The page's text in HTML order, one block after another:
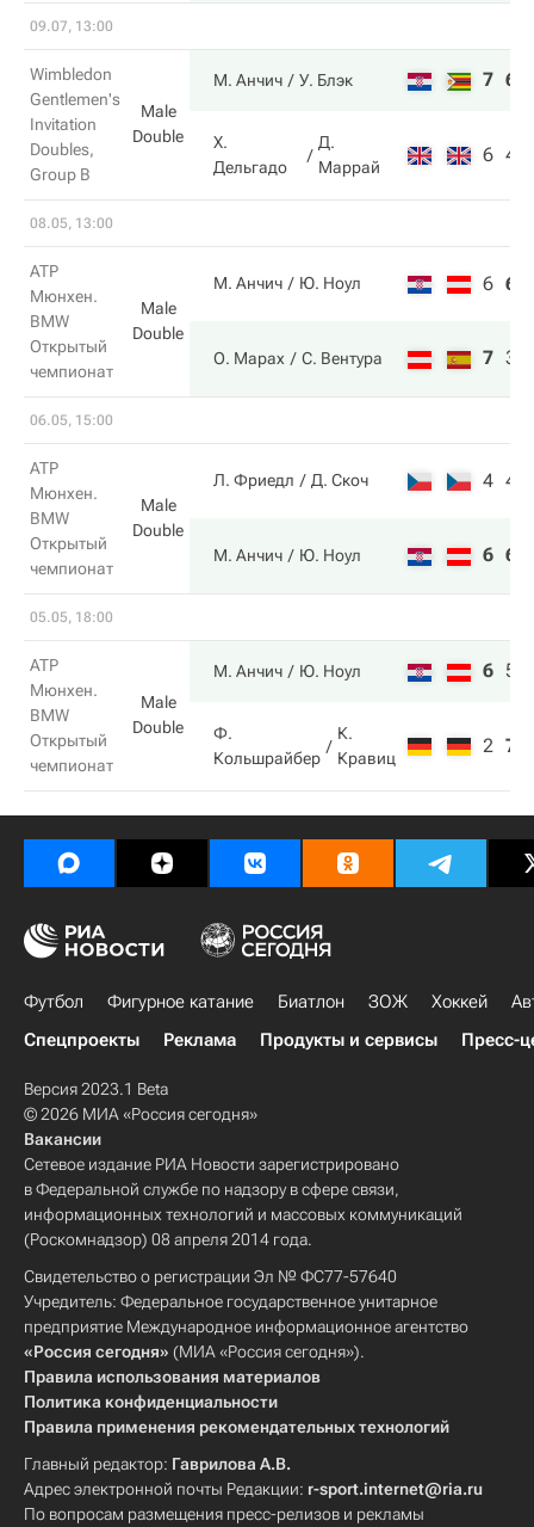
09.07, 13:00
Wimbledon
Gentlemen's
Invitation
Doubles,
Group B
Male
Double
М. Анчич У. Блэк 7 6
Х.
Дельгадо
Д.
Маррай
6 4
08.05, 13:00
ATP
Мюнхен.
BMW
Открытый
чемпионат
Male
Double
М. Анчич Ю. Ноул 6 6
О. Марах С. Вентура 7 3
06.05, 15:00
ATP
Мюнхен.
BMW
Открытый
чемпионат
Male
Double
Л. Фриедл Д. Скоч 4 4
М. Анчич Ю. Ноул 6 6
05.05, 18:00
ATP
Мюнхен.
BMW
Открытый
чемпионат
Male
Double
М. Анчич Ю. Ноул 6 5
Ф.
Кольшрайбер
К.
Кравиц
2 7
Футбол Фигурное катание Биатлон ЗОЖ Хоккей
Спецпроекты
Реклама Продукты и сервисы Пресс-
Версия 2023.1 Beta
© 2026 МИА «Россия сегодня»
Вакансии
Сетевое издание РИА Новости зарегистрировано
в Федеральной службе по надзору в сфере связи,
информационных технологий и массовых коммуникаций
(Роскомнадзор) 08 апреля 2014 года.
Свидетельство о регистрации Эл № ФС77-57640
Учредитель: Федеральное государственное унитарное
предприятие Международное информационное агентство
«Россия сегодня» (МИА «Россия сегодня»).
Правила использования материалов
Политика конфиденциальности
Правила применения рекомендательных технологий
Главный редактор: Гаврилова А.В.
Адрес электронной почты Редакции: r-sport.internet@ria.ru
По вопросам размещения пресс-релизов и рекламы